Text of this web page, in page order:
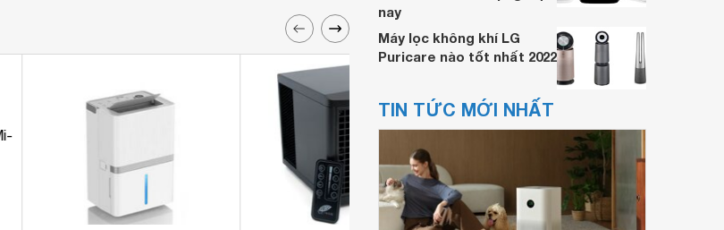
nay
Máy lọc không khí LG
Puricare nào tốt nhất 2022
TIN TỨC MỚI NHẤT